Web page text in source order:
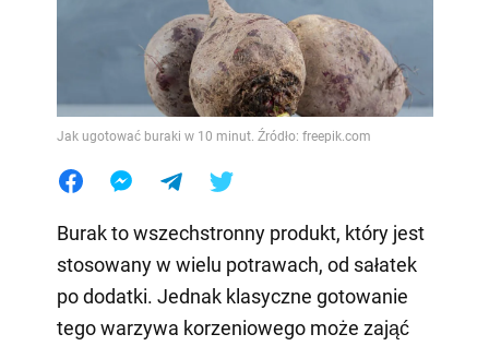
Jak ugotować buraki w 10 minut. Źródło: freepik.com
Burak to wszechstronny produkt, który jest
stosowany w wielu potrawach, od sałatek
po dodatki. Jednak klasyczne gotowanie
tego warzywa korzeniowego może zająć